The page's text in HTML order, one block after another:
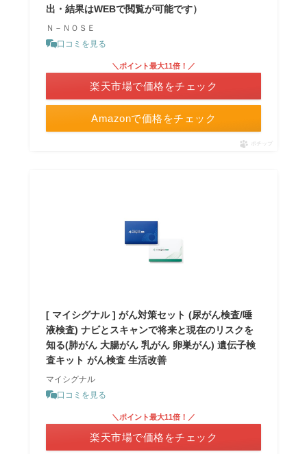
出・結果はWEBで閲覧が可能です）
Ｎ－ＮＯＳＥ
口コミを見る
Amazonで価格をチェック
＼ポイント最大11倍！／
楽天市場で価格をチェック
ポチップ
[ マイシグナル ] がん対策セット (尿がん検査/唾
液検査) ナビとスキャンで将来と現在のリスクを
知る(肺がん 大腸がん 乳がん 卵巣がん) 遺伝子検
査キット がん検査 生活改善
マイシグナル
口コミを見る
＼ポイント最大11倍！／
楽天市場で価格をチェック